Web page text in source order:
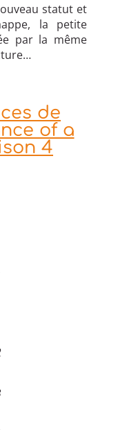
statut et
la petite
par la même
de
of a
4